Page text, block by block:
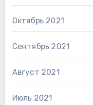
Октябрь 2021
Сентябрь 2021
Август 2021
Июль 2021